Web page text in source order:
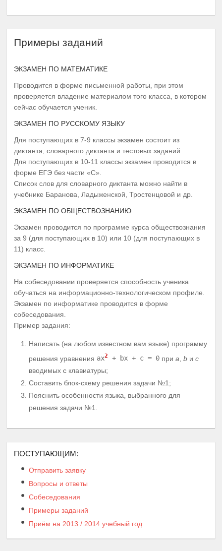
Примеры заданий
ЭКЗАМЕН ПО МАТЕМАТИКЕ
Проводится в форме письменной работы, при этом
проверяется владение материалом того класса, в котором
сейчас обучается ученик.
ЭКЗАМЕН ПО РУССКОМУ ЯЗЫКУ
Для поступающих в 7-9 классы экзамен состоит из
диктанта, словарного диктанта и тестовых заданий.
Для поступающих в 10-11 классы экзамен проводится в
форме ЕГЭ без части «С».
Список слов для словарного диктанта можно найти в
учебнике Баранова, Ладыженской, Тростенцовой и др.
ЭКЗАМЕН ПО ОБЩЕСТВОЗНАНИЮ
Экзамен проводится по программе курса обществознания
за 9 (для поступающих в 10) или 10 (для поступающих в
11) класс.
ЭКЗАМЕН ПО ИНФОРМАТИКЕ
На собеседовании проверяется способность ученика
обучаться на информационно-технологическом профиле.
Экзамен по информатике проводится в форме
собеседования.
Пример задания:
Написать (на любом известном вам языке) программу
решения уравнения ax2 + bx + c = 0 при a b и c
вводимых с клавиатуры;
Составить блок-схему решения задачи №1;
Пояснить особенности языка, выбранного для
решения задачи №1.
ПОСТУПАЮЩИМ:
Отправить заявку
Вопросы и ответы
Собеседования
Примеры заданий
Приём на 2013 / 2014 учебный год